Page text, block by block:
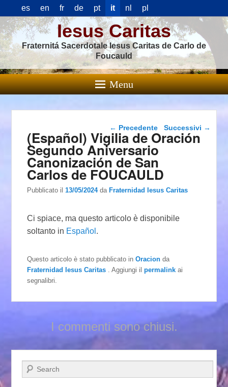
es en fr de pt it nl pl
Iesus Caritas
Fraternitá Sacerdotale Iesus Caritas de Carlo de
Foucauld
Menu
Navigazione articolo
← Precedente Successivi →
(Español) Vigilia de Oración
Segundo Aniversario
Canonización de San
Carlos de FOUCAULD
Pubblicato il13/05/2024 daFraternidad Iesus Caritas
Ci spiace, ma questo articolo è disponibile
soltanto in Español .
Questo articolo è stato pubblicato inOracion da
Fraternidad Iesus Caritas
. Aggiungi ilpermalink ai
segnalibri.
I commenti sono chiusi.
Cerca